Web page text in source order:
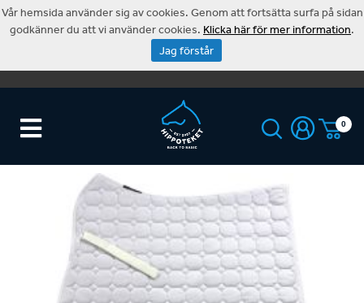
0
Vår hemsida använder sig av cookies. Genom att fortsätta surfa på sidan
godkänner du att vi använder cookies. Klicka här för mer information.
Jag förstår